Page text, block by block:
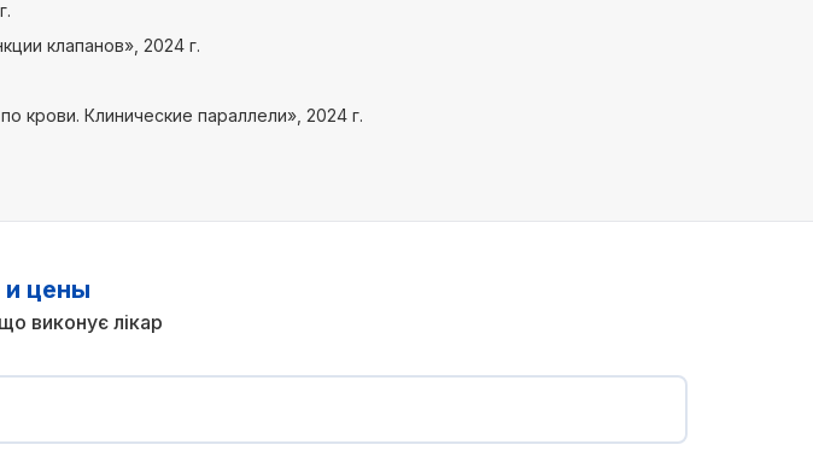
клапанов», 2024 г.
крови. Клинические параллели», 2024 г.
и цены
виконує лікар